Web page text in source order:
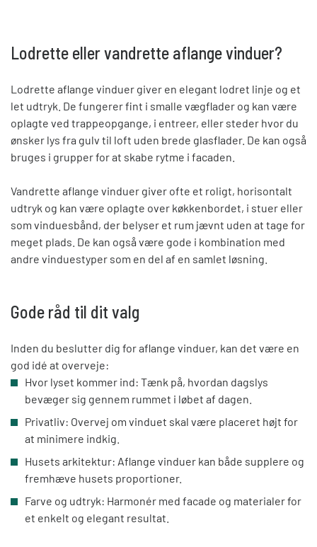
Lodrette eller vandrette aflange vinduer?
Lodrette aflange vinduer giver en elegant lodret linje og et
let udtryk. De fungerer fint i smalle vægflader og kan være
oplagte ved trappeopgange, i entreer, eller steder hvor du
ønsker lys fra gulv til loft uden brede glasflader. De kan også
bruges i grupper for at skabe rytme i facaden.
Vandrette aflange vinduer giver ofte et roligt, horisontalt
udtryk og kan være oplagte over køkkenbordet, i stuer eller
som vinduesbånd, der belyser et rum jævnt uden at tage for
meget plads. De kan også være gode i kombination med
andre vinduestyper som en del af en samlet løsning.
Gode råd til dit valg
Inden du beslutter dig for aflange vinduer, kan det være en
god idé at overveje:
Hvor lyset kommer ind: Tænk på, hvordan dagslys
bevæger sig gennem rummet i løbet af dagen.
Privatliv: Overvej om vinduet skal være placeret højt for
at minimere indkig.
Husets arkitektur: Aflange vinduer kan både supplere og
fremhæve husets proportioner.
Farve og udtryk: Harmonér med facade og materialer for
et enkelt og elegant resultat.